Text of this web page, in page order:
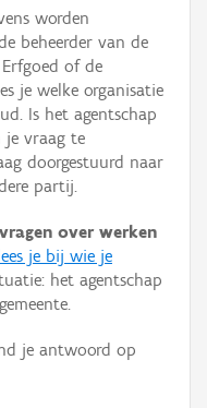
worden
beheerder van de
of de
je welke organisatie
Is het agentschap
je vraag te
doorgestuurd naar
partij.
vragen over werken
je bij wie je
het agentschap
je antwoord op